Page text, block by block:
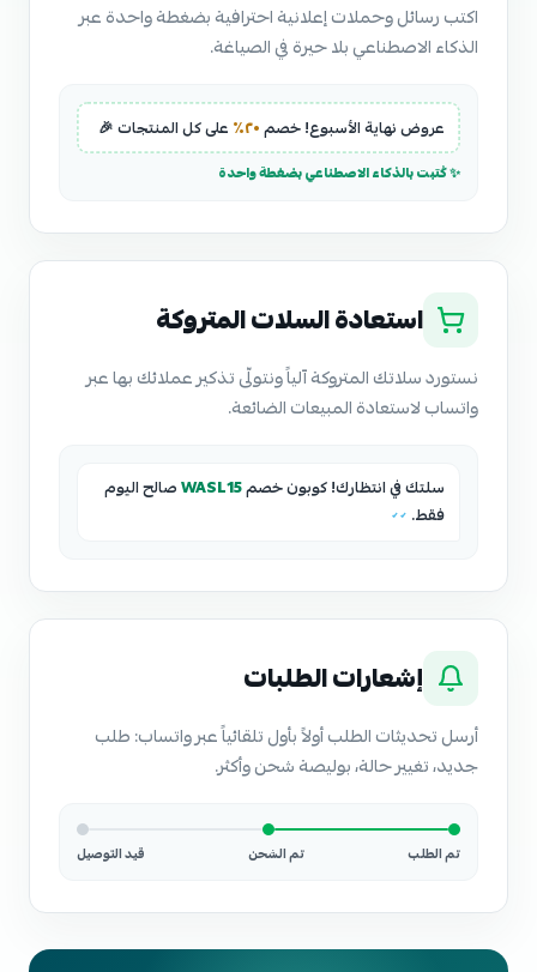
اكتب رسائل وحملات إعلانية احترافية بضغطة واحدة عبر
الذكاء الاصطناعي بلا حيرة في الصياغة.
عروض نهاية الأسبوع! خصم٢٠٪ على كل المنتجات 🎉
✨ كُتبت بالذكاء الاصطناعي بضغطة واحدة
استعادة السلات المتروكة
نستورد سلاتك المتروكة آلياً ونتولّى تذكير عملائك بها عبر
واتساب لاستعادة المبيعات الضائعة.
سلتك في انتظارك! كوبون خصمWASL15صالح اليوم
فقط. ✓✓
إشعارات الطلبات
أرسل تحديثات الطلب أولاً بأول تلقائياً عبر واتساب: طلب
جديد، تغيير حالة، بوليصة شحن وأكثر.
تم الطلب تم الشحن قيد التوصيل